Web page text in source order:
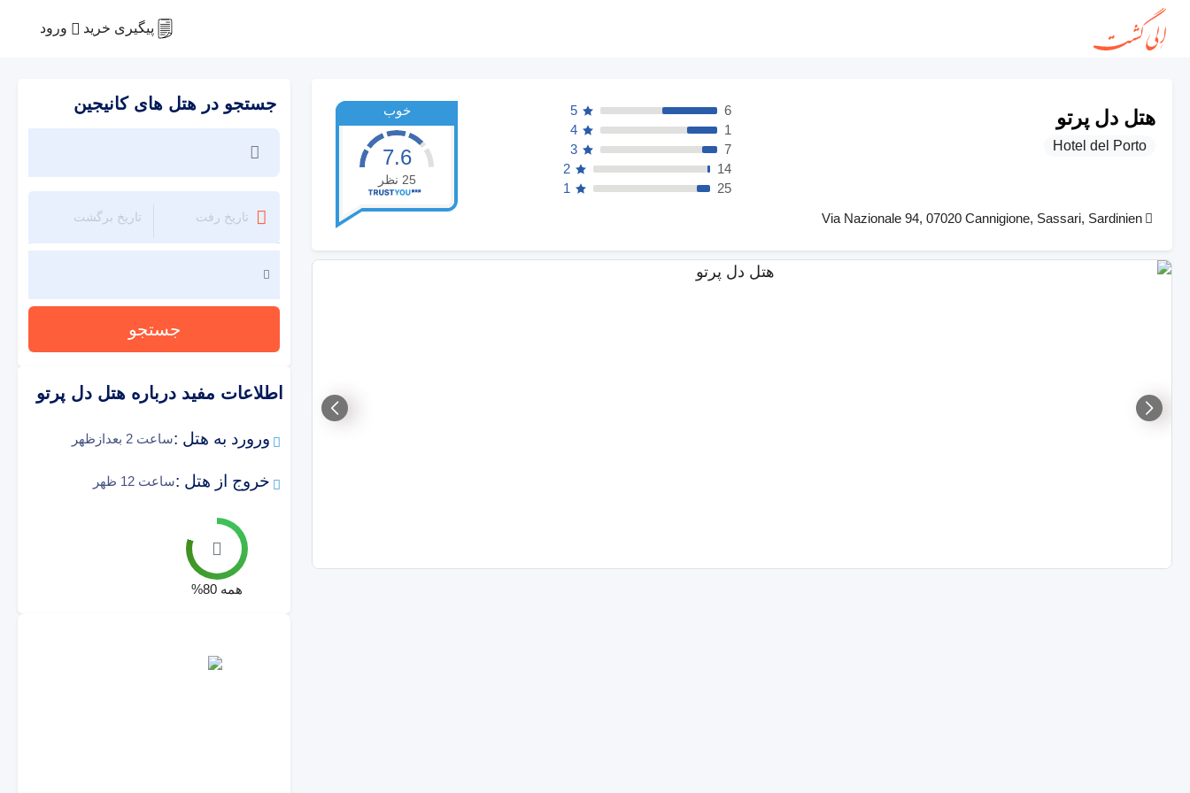
پیگیری خرید ورود
هتل دل پرتو
Hotel del Porto
Via Nazionale 94, 07020 Cannigione, Sassari, Sardinien
6
5
1
4
7
3
14
2
25
1
خوب
7.6
25 نظر
جستجو در هتل های کانیجین
جستجو
اطلاعات مفید درباره هتل دل پرتو
ورورد به هتل :ساعت 2 بعدازظهر
خروج از هتل :ساعت 12 ظهر
همه 80
%